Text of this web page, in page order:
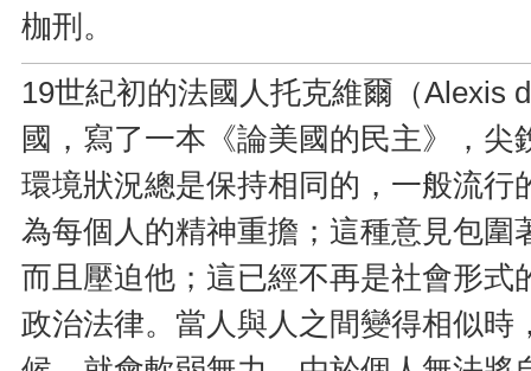
枷刑。
19世紀初的法國人托克維爾（Alexis
國，寫了一本《論美國的民主》，尖
環境狀況總是保持相同的，一般流行
為每個人的精神重擔；這種意見包圍
而且壓迫他；這已經不再是社會形式
政治法律。當人與人之間變得相似時